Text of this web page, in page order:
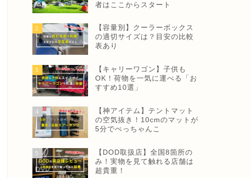
者はここからスタート
2
【容量別】クーラーボックス
の適切サイズは？目安の比較
表あり
3
【キャリーワゴン】子供も
OK！荷物を一気に運べる「お
すすめ10選」
4
【神アイテム】テントマット
の空気抜き！10cmのマットが
5分でぺっちゃんこ
5
【DOD取扱店】全国8箇所の
み！実物を見て触れる店舗は
超貴重！